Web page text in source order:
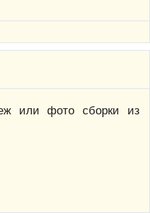
или фото сборки из